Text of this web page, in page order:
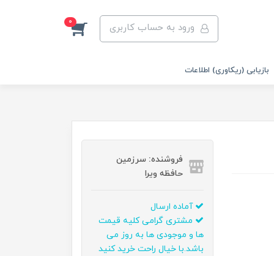
ورود به حساب کاربری 0
بازیابی (ریکاوری) اطلاعات
فروشنده: سرزمین
حافظه ویرا
آماده ارسال
مشتری گرامی کلیه قیمت
ها و موجودی ها به روز می
باشد.با خیال راحت خرید کنید